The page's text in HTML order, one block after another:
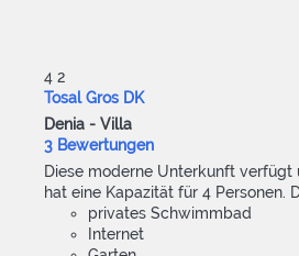
4 2
Tosal Gros DK
Denia - Villa
3 Bewertungen
Diese moderne Unterkunft verfügt
hat eine Kapazität für 4 Personen.
privates Schwimmbad
Internet